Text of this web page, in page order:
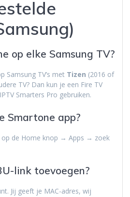
op elke Samsung TV?
Samsung TV’s met Tizen (2016 of
TV? Dan kun je een Fire TV
Smarters Pro gebruiken.
Smartone app?
op de Home knop → Apps → zoek
link toevoegen?
Jij geeft je MAC-adres, wij